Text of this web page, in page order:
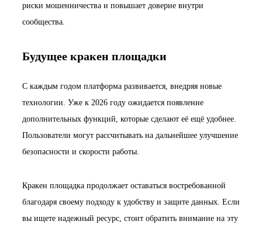
риски мошенничества и повышает доверие внутри
сообщества.
Будущее кракен площадки
С каждым годом платформа развивается, внедряя новые
технологии. Уже к 2026 году ожидается появление
дополнительных функций, которые сделают её ещё удобнее.
Пользователи могут рассчитывать на дальнейшее улучшение
безопасности и скорости работы.
Кракен площадка продолжает оставаться востребованной
благодаря своему подходу к удобству и защите данных. Если
вы ищете надежный ресурс, стоит обратить внимание на эту